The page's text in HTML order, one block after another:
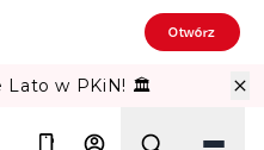
Otwórz
Lato w PKiN! 🏛️